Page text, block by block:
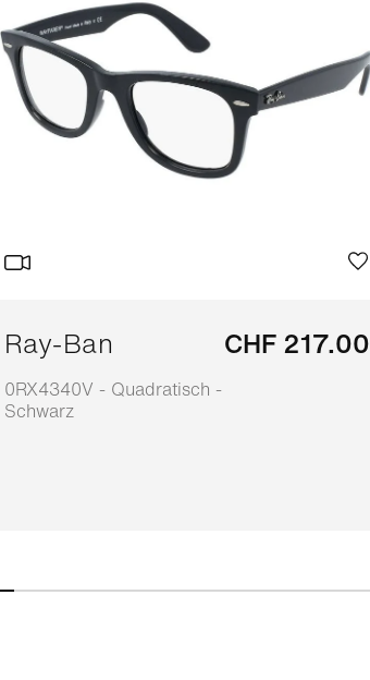
Ray-Ban
0RX4340V - Quadratisch -
Schwarz
CHF 217.00